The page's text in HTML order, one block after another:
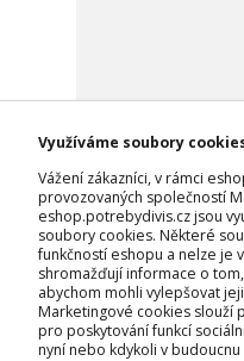
Jezdecké podkolenky
glacier - vel. L
450 Kč
372 Kčbez DPH
Využíváme soubory
Vážení zákazníci, v rámci
provozovaných společností
eshop.potrebydivis.cz jsou
soubory cookies. Některé
funkčností eshopu a nelze je
shromažďují informace o
abychom mohli vylepšovat
Marketingové cookies slouží
pro poskytování funkcí
nyní nebo kdykoli v budoucnu